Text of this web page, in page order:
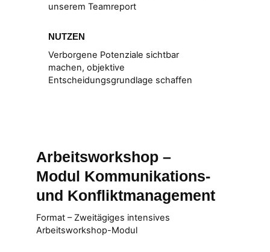
unserem Teamreport
NUTZEN
Verborgene Potenziale sichtbar
machen, objektive
Entscheidungsgrundlage schaffen
Arbeitsworkshop –
Modul Kommunikations-
und Konfliktmanagement
Format – Zweitägiges intensives
Arbeitsworkshop-Modul